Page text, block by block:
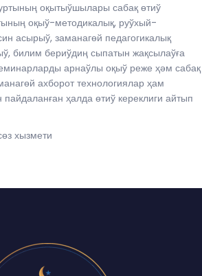
оқытыўшылары сабақ өтиў
оқыў-методикалық, руўхый-
асырыў, заманагөй педагогикалық
билим бериўдиң сыпатын жақсылаўға
арнаўлы оқыў реже ҳәм сабақ
ахборот технологиялар ҳам
ҳалда өтиў кереклиги айтып
хызмети